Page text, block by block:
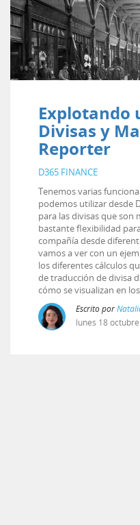
Explotando
Divisas y
Reporter
D365 FINANCE
Tenemos varias
podemos utilizar desde
para las divisas que
bastante flexibilidad
compañía desde
vamos a ver con un
los diferentes cálculos
de traducción de divisa
cómo se visualizan en
Escrito por
lunes 18octubre